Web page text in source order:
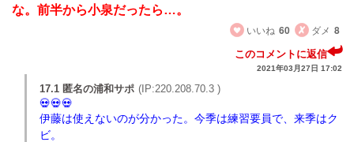
な。前半から小泉だったら…。
いいね 60 ダメ 8
このコメントに返信
2021年03月27日 17:02
17.1 匿名の浦和サポ (IP:220.208.70.3 )
伊藤は使えないのが分かった。今季は練習要員で、来季はク
ビ。